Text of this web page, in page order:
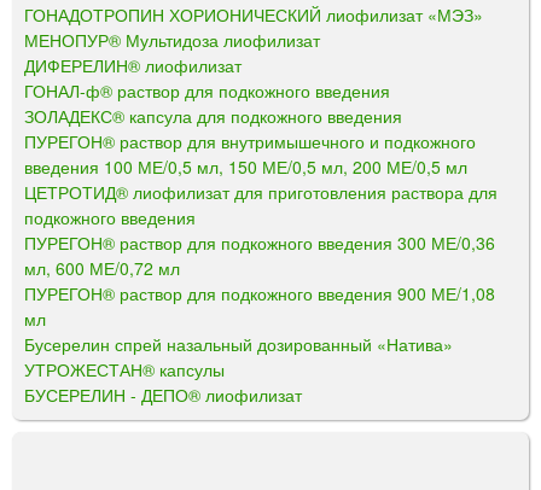
ГОНАДОТРОПИН ХОРИОНИЧЕСКИЙ лиофилизат «МЭЗ»
МЕНОПУР® Мультидоза лиофилизат
ДИФЕРЕЛИН® лиофилизат
ГОНАЛ-ф® раствор для подкожного введения
ЗОЛАДЕКС® капсула для подкожного введения
ПУРЕГОН® раствор для внутримышечного и подкожного
введения 100 МЕ/0,5 мл, 150 МЕ/0,5 мл, 200 МЕ/0,5 мл
ЦЕТРОТИД® лиофилизат для приготовления раствора для
подкожного введения
ПУРЕГОН® раствор для подкожного введения 300 МЕ/0,36
мл, 600 МЕ/0,72 мл
ПУРЕГОН® раствор для подкожного введения 900 МЕ/1,08
мл
Бусерелин спрей назальный дозированный «Натива»
УТРОЖЕСТАН® капсулы
БУСЕРЕЛИН - ДЕПО® лиофилизат